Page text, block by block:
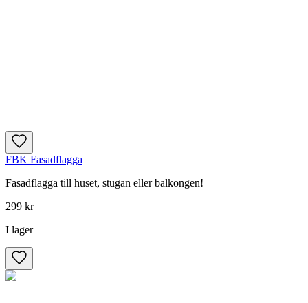
FBK Fasadflagga
Fasadflagga till huset, stugan eller balkongen!
299 kr
I lager